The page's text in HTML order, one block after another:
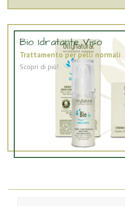
Bio Idratante Viso
Trattamento per pelli normali
Scopri di più!